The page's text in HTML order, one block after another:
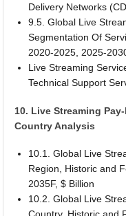
Delivery Networks
9.5. Global Live
Segmentation Of
2020-2025, 2025-
Live Streaming
Technical Support
10. Live Streaming
Country Analysis
10.1. Global Live
Region, Historic and
2035F, $ Billion
10.2. Global Live